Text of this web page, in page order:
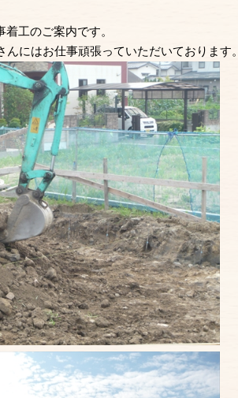
工のご案内です。
にはお仕事頑張っていただいております。